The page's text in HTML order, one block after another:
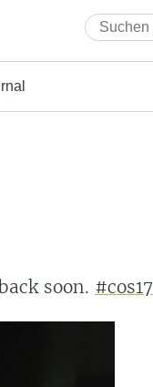
Suchen
nach:
soon. #cos17